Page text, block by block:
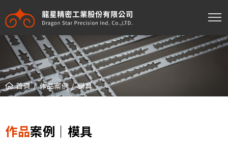
龍星精密工業股份有限公司
首頁 作品案例 模具
作品案例｜模具